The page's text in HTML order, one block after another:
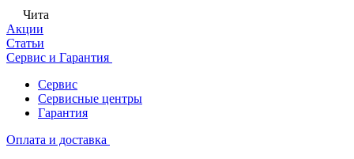
Чита
Акции
Статьи
Сервис и Гарантия
Сервис
Сервисные центры
Гарантия
Оплата и доставка